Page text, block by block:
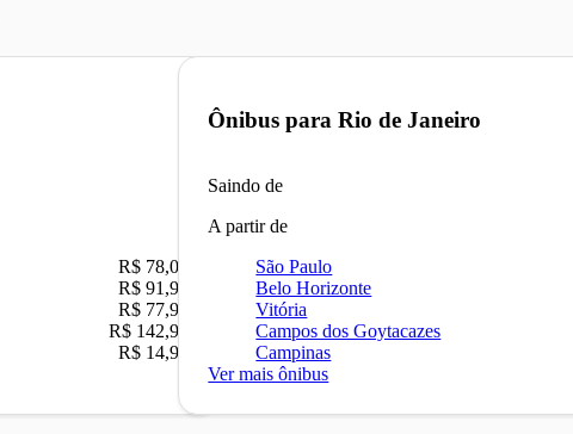
R$ 78,02
R$ 91,90
R$ 77,90
R$ 142,90
R$ 14,90
Ônibus paraRio de Janeiro
Saindo de
A partir de
São Paulo
Belo Horizonte
Vitória
Campos dos Goytacazes
Campinas
Ver mais ônibus